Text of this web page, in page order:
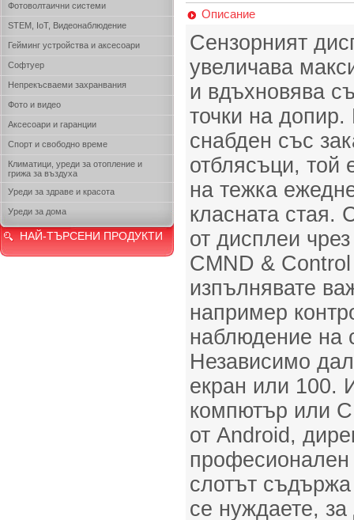
Фотоволтаични системи
STEM, IoT, Видеонаблюдение
Гейминг устройства и аксесоари
Софтуер
Непрекъсваеми захранвания
Фото и видео
Аксесоари и гаранции
Спорт и свободно време
Климатици, уреди за отопление и
грижа за въздуха
Уреди за здраве и красота
Уреди за дома
НАЙ-ТЪРСЕНИ ПРОДУКТИ
Описание
Сензорният
увеличава
и вдъхновява
точки на
снабден със
отблясъци, той
на тежка
класната стая.
от дисплеи
CMND &
изпълнявате
например
наблюдение на
Независимо
екран или 100.
компютър или
от Android,
слотът съдържа
се нуждаете,